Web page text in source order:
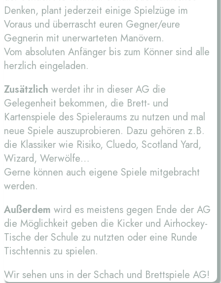
Denken, plant jederzeit einige Spielzüge im
Voraus und überrascht euren Gegner/eure
Gegnerin mit unerwarteten Manövern.
Vom absoluten Anfänger bis zum Könner sind alle
herzlich eingeladen.
Zusätzlich werdet ihr in dieser AG die
Gelegenheit bekommen, die Brett- und
Kartenspiele des Spieleraums zu nutzen und mal
neue Spiele auszuprobieren. Dazu gehören z.B.
die Klassiker wie Risiko, Cluedo, Scotland Yard,
Wizard, Werwölfe…
Gerne können auch eigene Spiele mitgebracht
werden.
Außerdem wird es meistens gegen Ende der AG
die Möglichkeit geben die Kicker und Airhockey-
Tische der Schule zu nutzten oder eine Runde
Tischtennis zu spielen.
Wir sehen uns in der Schach und Brettspiele AG!